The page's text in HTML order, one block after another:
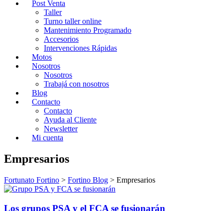
Post Venta
Taller
Turno taller online
Mantenimiento Programado
Accesorios
Intervenciones Rápidas
Motos
Nosotros
Nosotros
Trabajá con nosotros
Blog
Contacto
Contacto
Ayuda al Cliente
Newsletter
Mi cuenta
Empresarios
Fortunato Fortino > Fortino Blog > Empresarios
Los grupos PSA y el FCA se fusionarán